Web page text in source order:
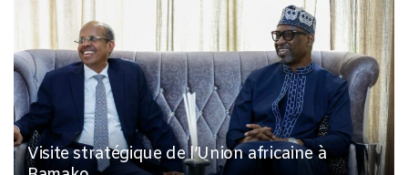
Visite stratégique de l’Union africaine à